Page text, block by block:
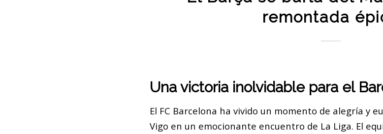
remontada
Una victoria inolvidable para el
El FC Barcelona ha vivido un momento de alegría y
Vigo en un emocionante encuentro de La Liga. El